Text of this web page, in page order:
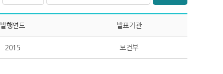
발행연도 발표기관
2015 보건부